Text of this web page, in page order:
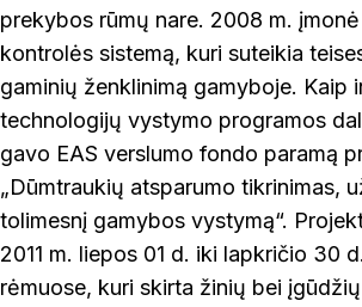
prekybos rūmų nare. 2008 m.
kontrolės sistemą, kuri suteikia
gaminių ženklinimą gamyboje. Kaip
technologijų vystymo programos
gavo EAS verslumo fondo paramą
„Dūmtraukių atsparumo tikrinimas,
tolimesnį gamybos vystymą“.
2011 m. liepos 01 d. iki lapkričio 30
rėmuose, kuri skirta žinių bei